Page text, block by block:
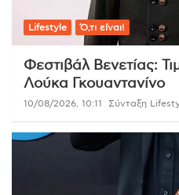
Lifestyle Ό,τι είναι!
Φεστιβάλ Βενετίας:
Λούκα Γκουαντανίνο
10/08/2026, 10:11 Σύνταξη